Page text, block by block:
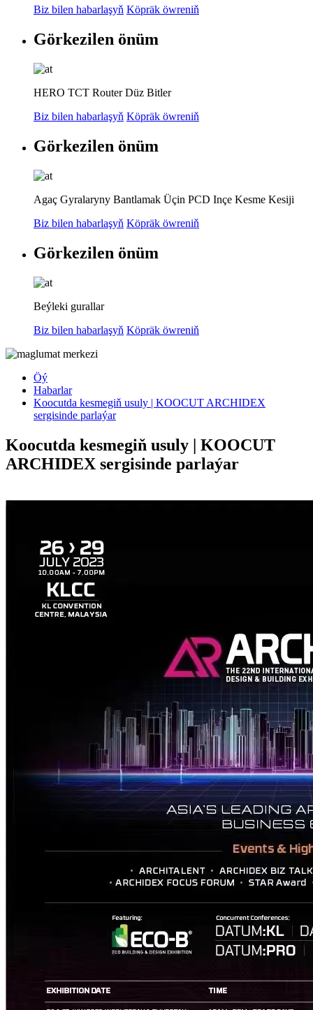
Biz bilen habarlaşyň Köpräk öwreniň
Görkezilen önüm
HERO TCT Router Düz Bitler
Biz bilen habarlaşyň Köpräk öwreniň
Görkezilen önüm
Agaç Gyralaryny Bantlamak Üçin PCD Inçe Kesme Kesiji
Biz bilen habarlaşyň Köpräk öwreniň
Görkezilen önüm
Beýleki gurallar
Biz bilen habarlaşyň Köpräk öwreniň
Öý
Habarlar
Koocutda kesmegiň usuly | KOOCUT ARCHIDEX
sergisinde parlaýar
Koocutda kesmegiň usuly | KOOCUT
ARCHIDEX sergisinde parlaýar